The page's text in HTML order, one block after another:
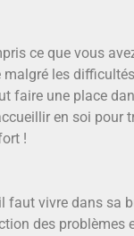
ce que vous
les
faire une place
en soi pour
!
faut vivre dans sa
des problèmes